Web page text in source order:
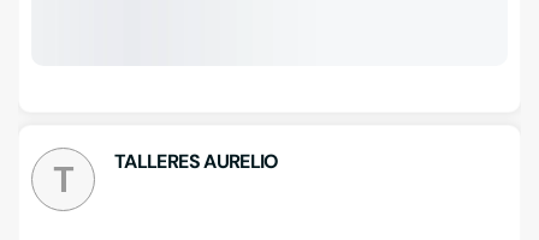
T TALLERES AURELIO